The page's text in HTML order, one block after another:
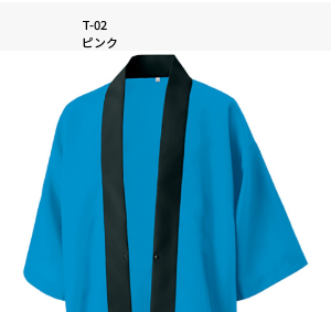
T-02
ピンク